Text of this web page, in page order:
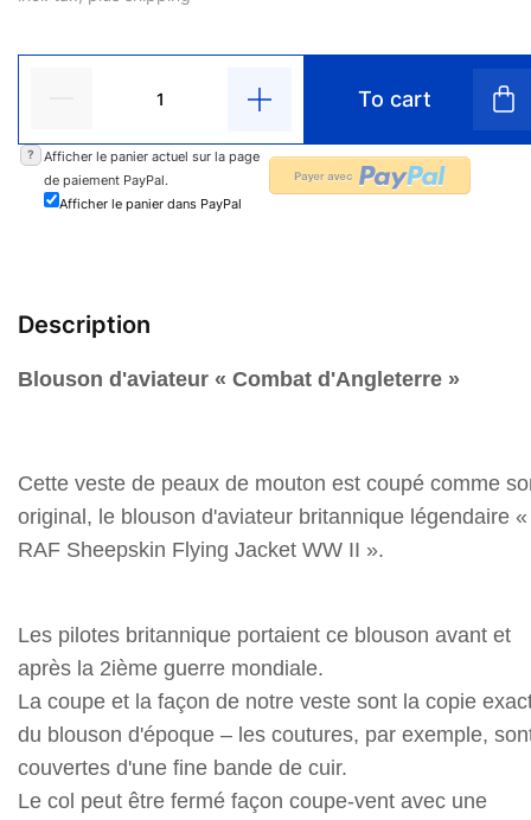
To cart
?
Afficher le panier actuel sur la page
de paiement PayPal.
Afficher le panier dans PayPal
Description
Blouson d'aviateur « Combat d'Angleterre »
Cette veste de peaux de mouton est coupé comme
original, le blouson d'aviateur britannique légendaire «
RAF Sheepskin Flying Jacket WW II ».
Les pilotes britannique portaient ce blouson avant et
après la 2ième guerre mondiale.
La coupe et la façon de notre veste sont la copie
du blouson d'époque – les coutures, par exemple,
couvertes d'une fine bande de cuir.
Le col peut être fermé façon coupe-vent avec une